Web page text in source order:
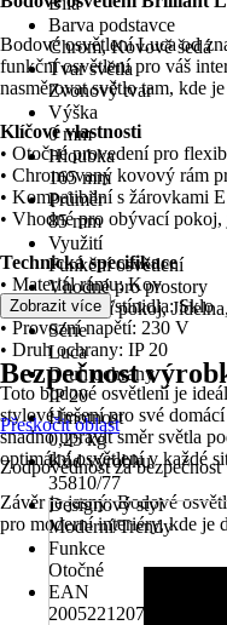
Barva podstavce
Chrom, Kovově šedá
Tvar světla
Zvonový tvar
Výška
0 mm
Hloubka
165 mm
Průměr
85 mm
Využití
Funkční osvětlení
Vhodné pro prostory
Obývací pokoj,
Série
Luca
Druh ochrany
IP 20
Hmotnost
0,25 kg
Kód výrobku
35810/77
Designový styl
Moderní/Trendy
Funkce
Otočné
EAN
2005221207007,
Bodové osvětlení Luca od
funkční osvětlení pro váš
nasměrovat světlo tam, kde
Klíčové vlastnosti
• Otočné provedení pro
• Chromovaný kovový rám
• Kompatibilní s žárovkami
• Vhodné pro obývací
Technická specifikace
• Materiál rámu: Kov
• Materiál skla/stínidla: Sklo
• Provozní napětí: 230 V
• Druh ochrany: IP 20
Toto bodové osvětlení je
stylové řešení pro své
snadno upravit směr světla
optimální osvětlení v každé
Závěr je jasný: Bodové
pro moderní interiéry, kde je
Zobrazit více
Bezpečnost
Přeskočit oblast
Zodpovědnost za